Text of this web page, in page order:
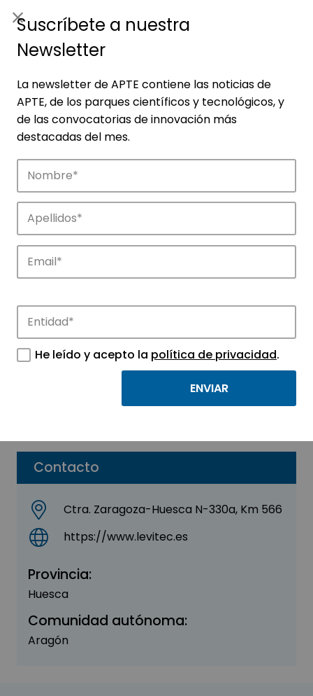
Empresas
Descubre las empresas que impulsan la
innovación en los parques de APTE.
Contacto
Ctra. Zaragoza-Huesca N-330a, Km 566
https://www.levitec.es
Provincia:
Huesca
Comunidad autónoma:
Aragón
Levitec
INGENIERIA, CONSULTORIA Y ASESORIA
Suscríbete a nuestra
Newsletter
La newsletter de APTE contiene las noticias de
APTE, de los parques científicos y tecnológicos, y
de las convocatorias de innovación más
destacadas del mes.
He leído y acepto la política de privacidad.